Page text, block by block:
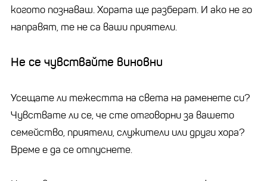
когото познаваш. Хората ще разберат. И ако не го
направят, те не са ваши приятели.
Не се чувствайте виновни
Усещате ли тежестта на света на раменете си?
Чувствате ли се, че сте отговорни за вашето
семейство, приятели, служители или други хора?
Време е да се отпуснете.